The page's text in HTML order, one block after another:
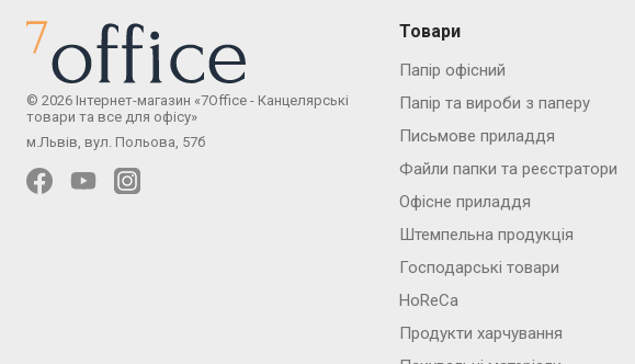
Товари
Папір офісний
Папір та вироби з паперу
Письмове приладдя
Файли папки та реєстратори
Офісне приладдя
Штемпельна продукція
Господарські товари
HoReCa
Продукти харчування
© 2026 Інтернет-магазин «7Office - Канцелярські
товари та все для офісу»
м.Львів, вул. Польова, 57б